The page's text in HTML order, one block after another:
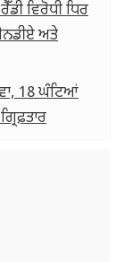
ਵਿਰੋਧੀ ਧਿਰ
ਅਤੇ
18 ਘੰਟਿਆਂ